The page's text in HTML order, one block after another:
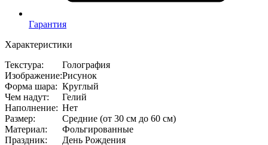
Гарантия
Характеристики
Текстура:
Голография
Изображение:Рисунок
Форма шара: Круглый
Чем надут:
Гелий
Наполнение: Нет
Размер:
Средние (от 30 см до 60 см)
Материал:
Фольгированные
Праздник:
День Рождения